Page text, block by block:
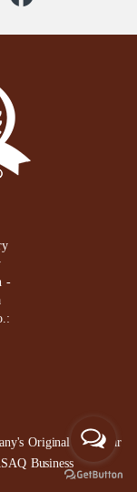
-
Original Five Star
Business